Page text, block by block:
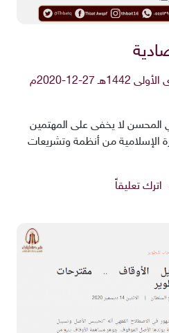
المحسن لا يخفى على المهتمين
الإسلامية من أنظمة وتشريعات
اترك تعليقاً